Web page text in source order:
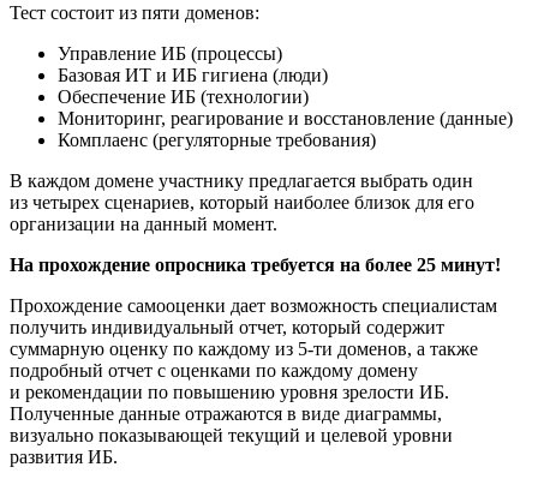
Тест состоит из пяти доменов:
Управление ИБ (процессы)
Базовая ИТ и ИБ гигиена (люди)
Обеспечение ИБ (технологии)
Мониторинг, реагирование и восстановление (данные)
Комплаенс (регуляторные требования)
В каждом домене участнику предлагается выбрать один
из четырех сценариев, который наиболее близок для его
организации на данный момент.
На прохождение опросника требуется на более 25 минут!
Прохождение самооценки дает возможность специалистам
получить индивидуальный отчет, который содержит
суммарную оценку по каждому из 5-ти доменов, а также
подробный отчет с оценками по каждому домену
и рекомендации по повышению уровня зрелости ИБ.
Полученные данные отражаются в виде диаграммы,
визуально показывающей текущий и целевой уровни
развития ИБ.